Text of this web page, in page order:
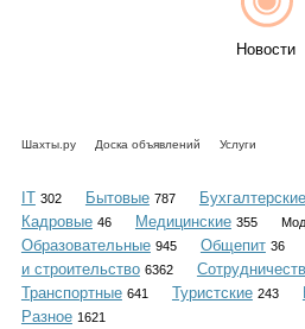
Новости
Шахты.ру Доска объявлений Услуги
IT 302 Бытовые 787 Бухгалтерские
Кадровые 46 Медицинские 355
Образовательные 945 Общепит 36
и строительство 6362
Транспортные 641 Туристские 243
Разное 1621